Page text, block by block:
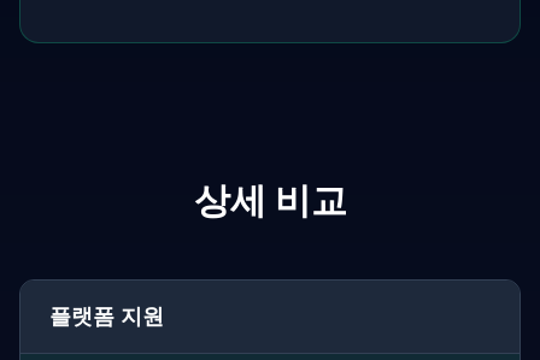
상세 비교
플랫폼 지원